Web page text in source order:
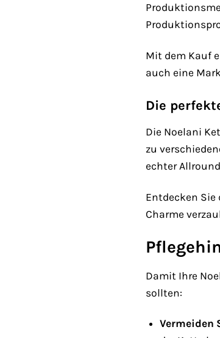
Mit dem Kauf
auch eine
Die
Die Noelani
zu
echter
Entdecken
Charme
Damit Ihre
sollten:
Vermeiden